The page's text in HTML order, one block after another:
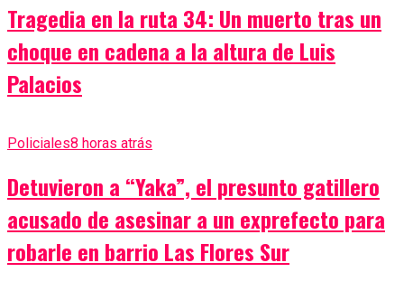
Tragedia en la ruta 34: Un muerto tras un
choque en cadena a la altura de Luis
Palacios
Policiales8 horas atrás
Detuvieron a “Yaka”, el presunto gatillero
acusado de asesinar a un exprefecto para
robarle en barrio Las Flores Sur